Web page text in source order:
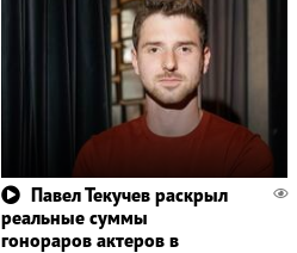
Павел Текучев раскрыл
реальные суммы
гонораров актеров в